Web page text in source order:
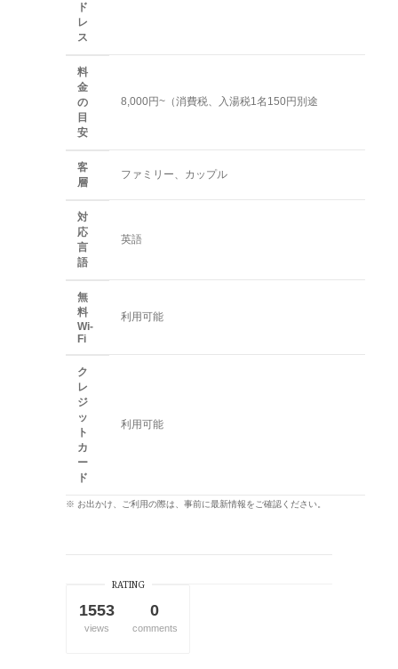
ド
レ
ス
料
金
の
目
安
8,000円~（消費税、入湯税1名150円別途
客
層
ファミリー、カップル
対
応
言
語
英語
無
料
Wi-
Fi
利用可能
ク
レ
ジ
ッ
ト
カ
ー
ド
利用可能
※ お出かけ、ご利用の際は、事前に最新情報をご確認ください。
RATING
1553
views
0
comments